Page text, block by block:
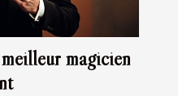
magicien